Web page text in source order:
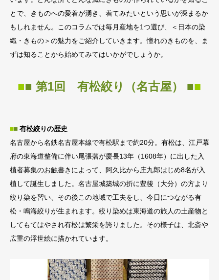
とで、きものへの愛着が湧き、着てみたいという思いが深まるか
もしれません。このコラムでは毎月産地を1つ選び、＜日本の染
織・きもの＞の魅力をご紹介していきます。憧れのきものを、ま
ずは知ることから始めてみてはいかがでしょうか。
■■ 第1回 有松絞り（名古屋） ■■
■■ 有松絞りの歴史
名古屋から名鉄名古屋本線で有松駅まで約20分。有松は、江戸幕
府の東海道整備に伴い尾張藩が慶長13年（1608年）に出した入
植者募集のお触書きによって、阿久比から庄九郎はじめ8名が入
植して誕生しました。名古屋城築城の折に豊後（大分）の方より
絞り染を習い、その後この地域で工夫をし、今日につながる有
松・鳴海絞りが生まれます。絞り染めは東海道の旅人の土産物と
してもてはやされ有松は繁栄を誇りました。その様子は、北斎や
広重の浮世絵に描かれています。